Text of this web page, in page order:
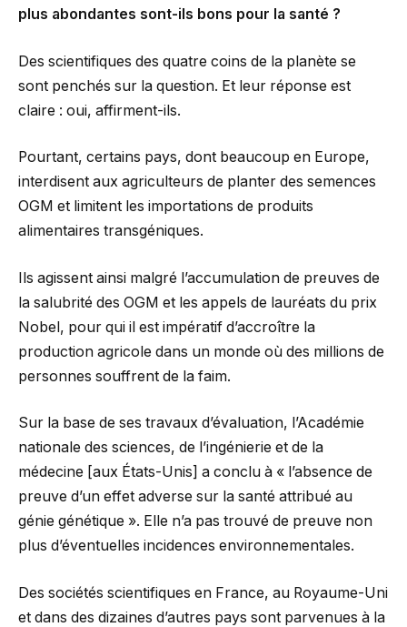
plus abondantes sont-ils bons pour la santé ?
Des scientifiques des quatre coins de la planète se
sont penchés sur la question. Et leur réponse est
claire : oui, affirment-ils.
Pourtant, certains pays, dont beaucoup en Europe,
interdisent aux agriculteurs de planter des semences
OGM et limitent les importations de produits
alimentaires transgéniques.
Ils agissent ainsi malgré l’accumulation de preuves de
la salubrité des OGM et les appels de lauréats du prix
Nobel, pour qui il est impératif d’accroître la
production agricole dans un monde où des millions de
personnes souffrent de la faim.
Sur la base de ses travaux d’évaluation, l’Académie
nationale des sciences, de l’ingénierie et de la
médecine [aux États-Unis] a conclu à « l’absence de
preuve d’un effet adverse sur la santé attribué au
génie génétique ». Elle n’a pas trouvé de preuve non
plus d’éventuelles incidences environnementales.
Des sociétés scientifiques en France, au Royaume-Uni
et dans des dizaines d’autres pays sont parvenues à la